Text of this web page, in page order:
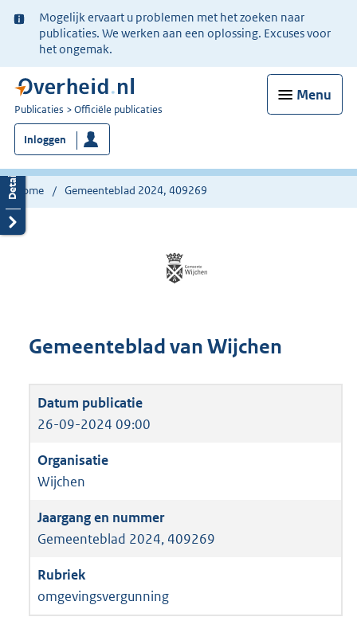
Ter
informatie:
Mogelijk ervaart u problemen met het zoeken naar
publicaties. We werken aan een oplossing. Excuses voor
het ongemak.
Menu
U
bent
nu
hier:
Publicaties Officiële publicaties
Inloggen
Home Gemeenteblad 2024, 409269
Gemeenteblad van Wijchen
26-09-2024 09:00
Wijchen
Gemeenteblad 2024, 409269
omgevingsvergunning